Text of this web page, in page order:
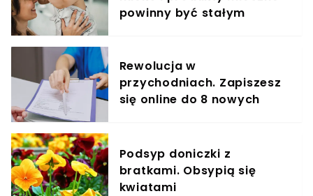
powinny być stałym
Rewolucja w
przychodniach. Zapiszesz
się online do 8 nowych
Podsyp doniczki z
bratkami. Obsypią się
kwiatami